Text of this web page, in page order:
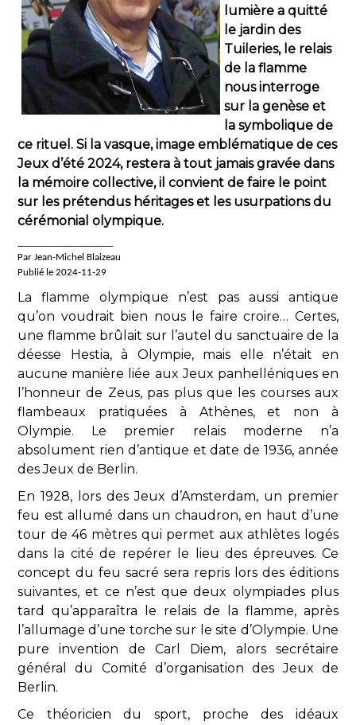
lumière a quitté
le jardin des
Tuileries, le relais
de la flamme
nous interroge
sur la genèse et
la symbolique de
ce rituel. Si la vasque, image emblématique de ces
Jeux d’été 2024, restera à tout jamais gravée dans
la mémoire collective, il convient de faire le point
sur les prétendus héritages et les usurpations du
cérémonial olympique.
Par Jean-Michel Blaizeau
Publié le 2024-11-29
La flamme olympique n’est pas aussi antique
qu’on voudrait bien nous le faire croire… Certes,
une flamme brûlait sur l’autel du sanctuaire de la
déesse Hestia, à Olympie, mais elle n’était en
aucune manière liée aux Jeux panhelléniques en
l’honneur de Zeus, pas plus que les courses aux
flambeaux pratiquées à Athènes, et non à
Olympie. Le premier relais moderne n’a
absolument rien d’antique et date de 1936, année
des Jeux de Berlin.
En 1928, lors des Jeux d’Amsterdam, un premier
feu est allumé dans un chaudron, en haut d’une
tour de 46 mètres qui permet aux athlètes logés
dans la cité de repérer le lieu des épreuves. Ce
concept du feu sacré sera repris lors des éditions
suivantes, et ce n’est que deux olympiades plus
tard qu’apparaîtra le relais de la flamme, après
l’allumage d’une torche sur le site d’Olympie. Une
pure invention de Carl Diem, alors secrétaire
général du Comité d’organisation des Jeux de
Berlin.
Ce théoricien du sport, proche des idéaux